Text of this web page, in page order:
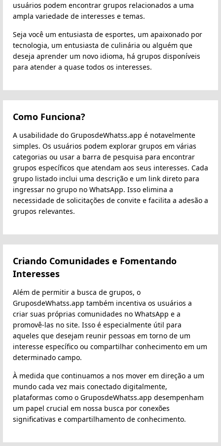
usuários podem encontrar grupos relacionados a uma
ampla variedade de interesses e temas.
Seja você um entusiasta de esportes, um apaixonado por
tecnologia, um entusiasta de culinária ou alguém que
deseja aprender um novo idioma, há grupos disponíveis
para atender a quase todos os interesses.
Como Funciona?
A usabilidade do GruposdeWhatss.app é notavelmente
simples. Os usuários podem explorar grupos em várias
categorias ou usar a barra de pesquisa para encontrar
grupos específicos que atendam aos seus interesses. Cada
grupo listado inclui uma descrição e um link direto para
ingressar no grupo no WhatsApp. Isso elimina a
necessidade de solicitações de convite e facilita a adesão a
grupos relevantes.
Criando Comunidades e Fomentando
Interesses
Além de permitir a busca de grupos, o
GruposdeWhatss.app também incentiva os usuários a
criar suas próprias comunidades no WhatsApp e a
promovê-las no site. Isso é especialmente útil para
aqueles que desejam reunir pessoas em torno de um
interesse específico ou compartilhar conhecimento em um
determinado campo.
À medida que continuamos a nos mover em direção a um
mundo cada vez mais conectado digitalmente,
plataformas como o GruposdeWhatss.app desempenham
um papel crucial em nossa busca por conexões
significativas e compartilhamento de conhecimento.